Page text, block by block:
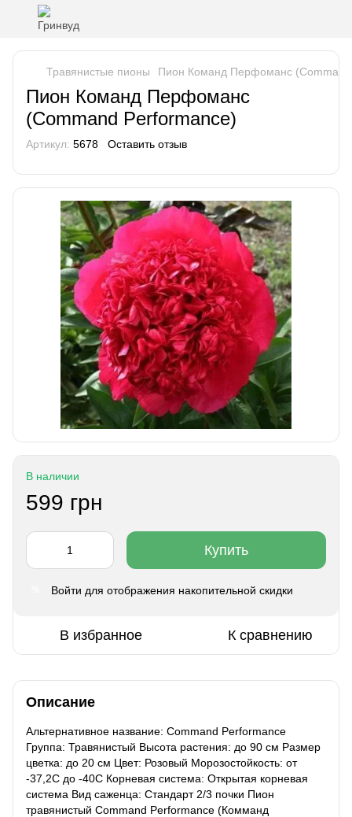
Травянистые пионы Пион Команд Перфоманс
Пион Команд Перфоманс
(Command Performance)
Артикул: 5678 Оставить отзыв
В наличии
599 грн
Купить
Войти для отображения накопительной скидки
В избранное К сравнению
Описание
Альтернативное название: Command Performance
Группа: Травянистый Высота растения: до 90 см Размер
цветка: до 20 см Цвет: Розовый Морозостойкость: от
-37,2С до -40С Корневая система: Открытая корневая
система Вид саженца: Стандарт 2/3 почки Пион
травянистый Command Performance (Комманд